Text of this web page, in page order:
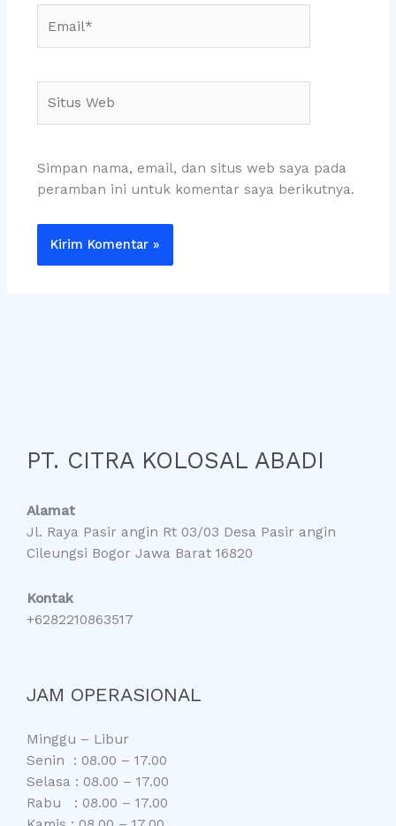
Web
Simpan nama, email, dan situs web saya pada
peramban ini untuk komentar saya berikutnya.
PT. CITRA KOLOSAL ABADI
Alamat
Jl. Raya Pasir angin Rt 03/03 Desa Pasir angin
Cileungsi Bogor Jawa Barat 16820
Kontak
+6282210863517
JAM OPERASIONAL
Minggu – Libur
Senin : 08.00 – 17.00
Selasa : 08.00 – 17.00
Rabu : 08.00 – 17.00